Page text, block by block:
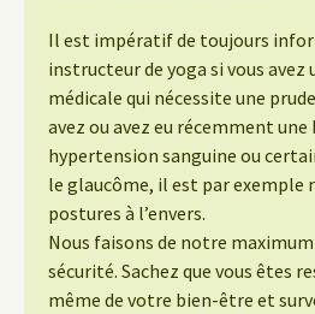
Il est impératif de toujours
instructeur de yoga si vous avez
médicale qui nécessite une
avez ou avez eu récemment une
hypertension sanguine ou
le glaucôme, il est par exemple
postures à l’envers.
Nous faisons de notre
sécurité. Sachez que vous êtes
même de votre bien-être et